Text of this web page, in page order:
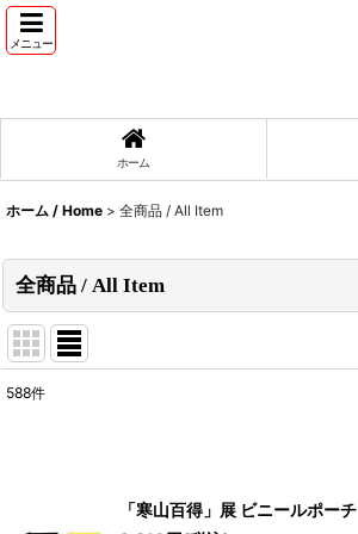
メニュー
ホーム
ホーム / Home > 全商品 / All Item
全商品 / All Item
588件
「寒山百得」展 ビニールポーチ